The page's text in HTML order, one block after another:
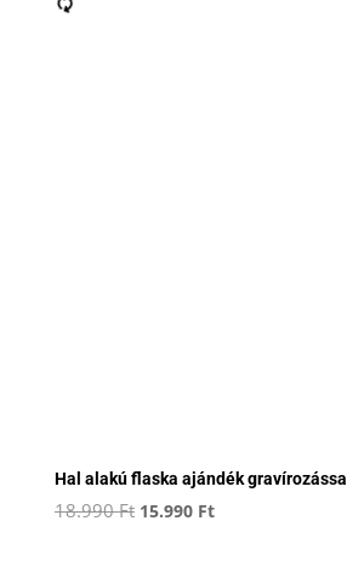
Hal alakú flaska ajándék gravírozással
18.990Ft Original
15.990 FtCurrent